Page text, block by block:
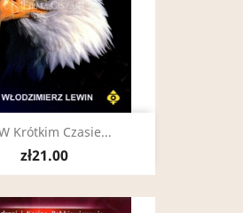
Krótkim Czasie...
zł21.00